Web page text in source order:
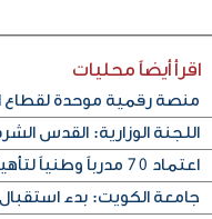
اقرأ أيضاً محليات
منصة رقمية موحدة لقطاع
اللجنة الوزارية: القدس
اعتماد 70 مدرباً وطنياً لتأهيل كوادر وطنية في «الحوكمة»
جامعة الكويت: بدء استقبال